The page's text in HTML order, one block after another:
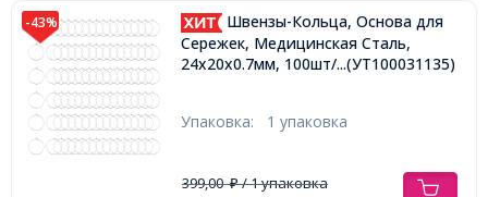
-43%
Швензы-Кольца, Основа для
Сережек, Медицинская Сталь,
24х20х0.7мм, 100шт/упаковка,
...(УТ100031135)
Упаковка: 1 упаковка
399,00₽/ 1 упаковка